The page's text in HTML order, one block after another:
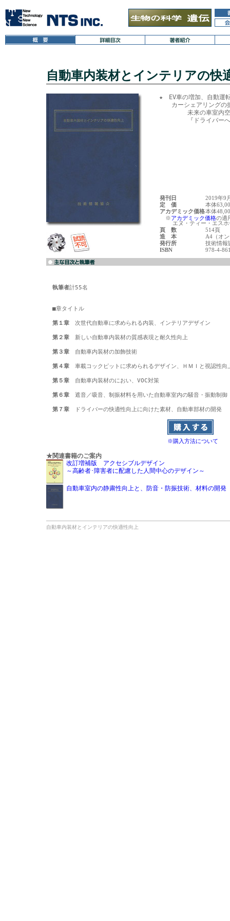
自動車内装材とインテリアの快
★　EV車の増加、自動運
カーシェアリングの
未来の車室内空間
『ドライバーへの
発刊日
2019年9
定 価
本体
アカデミック価格本体
※アカデミック価格の適
エヌ・ティー・エスホ
頁 数
514頁
造 本
A4（オ
発行所
技術情報
ISBN
978-4-
執筆者計55名
■章タイトル
第１章 次世代自動車に求められる内装、インテリアデザイン
第２章 新しい自動車内装材の質感表現と耐久性向上
第３章 自動車内装材の加飾技術
第４章 車載コックピットに求められるデザイン、ＨＭＩと視認性向
第５章 自動車内装材のにおい、VOC対策
第６章 遮音／吸音、制振材料を用いた自動車室内の騒音・振動制御
第７章
※購入方法について
★関連書籍のご案内
改訂増補版 アクセシブルデザイン
～高齢者･障害者に配慮した人間中心のデザイン～
自動車室内の静粛性向上と、防音・防振技術、材料の開発
自動車内装材とインテリアの快適性向上